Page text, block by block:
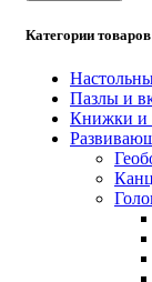
Категории товаров
Пазлы и
Книжки и